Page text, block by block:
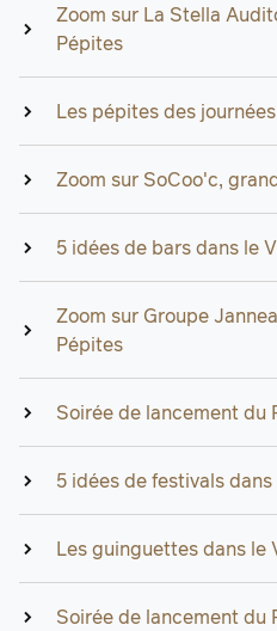
Zoom sur La Stella
Pépites
Les pépites des
Zoom sur SoCoo'c,
5 idées de bars dans le
Zoom sur Groupe
Pépites
Soirée de lancement du
5 idées de festivals
Les guinguettes dans le
Soirée de lancement du